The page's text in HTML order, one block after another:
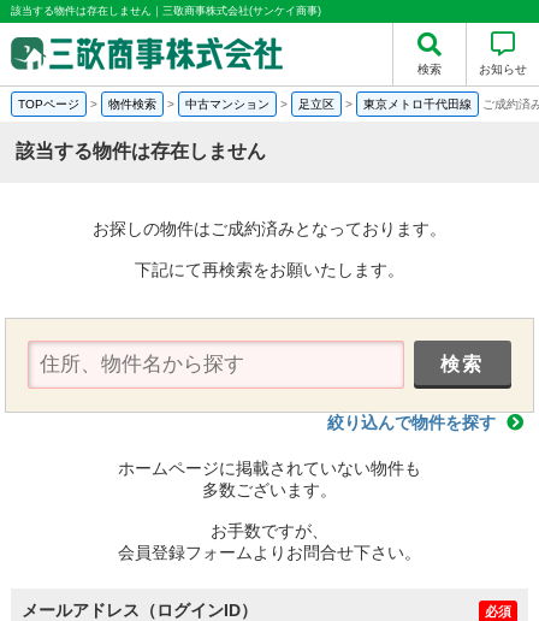
該当する物件は存在しません｜三敬商事株式会社(サンケイ商事)
検索 お知らせ
TOPページ > 物件検索 > 中古マンション > 足立区 > 東京メトロ千代田線 ご成約済
該当する物件は存在しません
お探しの物件はご成約済みとなっております。
下記にて再検索をお願いたします。
絞り込んで物件を探す
ホームページに掲載されていない物件も
多数ございます。
お手数ですが、
会員登録フォームよりお問合せ下さい。
メールアドレス（ログインID） 必須